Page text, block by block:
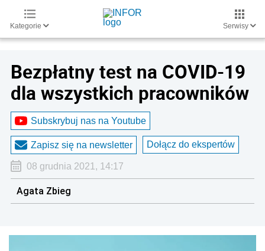
Kategorie Serwisy
Bezpłatny test na COVID-19
dla wszystkich pracowników
Subskrybuj nas na Youtube
Zapisz się na newsletter Dołącz do ekspertów
08 grudnia 2021, 14:17
Agata Zbieg